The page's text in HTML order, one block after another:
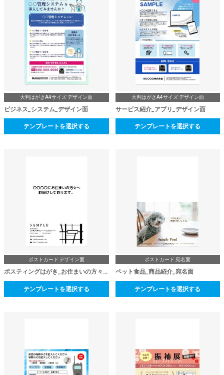
大判はがきA4サイズ デザイン面
ビジネス_システム_デザイン面
テンプレートを選択する
大判はがきA4サイズ デザイン面
サービス紹介_アプリ_デザイン面
テンプレートを選択する
ポストカード デザイン面
ポスティングはがき_お住まいの方々へ
テンプレートを選択する
ポストカード 宛名面
ペット食品_商品紹介_宛名面
テンプレートを選択する